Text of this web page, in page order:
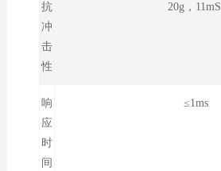
抗
冲
击
性
20g，11mS
响
应
时
间
≤1ms